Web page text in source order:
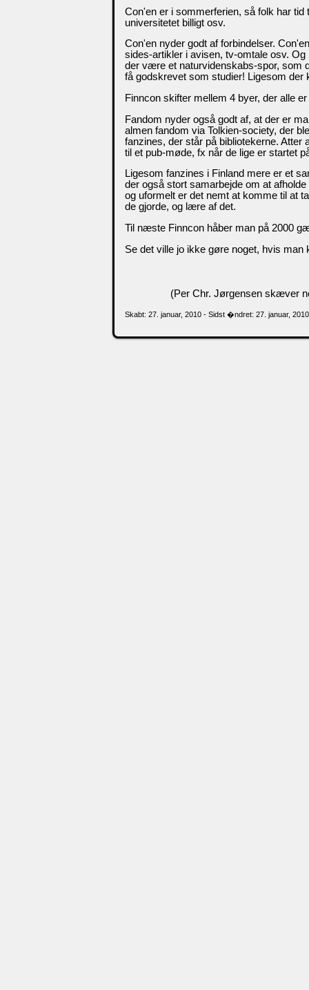
Con'en er i sommerferien, så folk har tid
universitetet billigt osv.
Con'en nyder godt af forbindelser.
sides-artikler i avisen, tv-omtale osv.
der være et naturvidenskabs-spor, som
få godskrevet som studier! Ligesom
Finncon skifter mellem 4 byer, der alle
Fandom nyder også godt af, at der er
almen fandom via Tolkien-society, der
fanzines, der står på bibliotekerne. Atter
til et pub-møde, fx når de lige er startet
Ligesom fanzines i Finland mere er et
der også stort samarbejde om at
og uformelt er det nemt at komme til at
de gjorde, og lære af det.
Til næste Finncon håber man på 2000
Se det ville jo ikke gøre noget, hvis
(Per Chr. Jørgensen skæver
Skabt: 27. januar, 2010 - Sidst �ndret: 27. januar,